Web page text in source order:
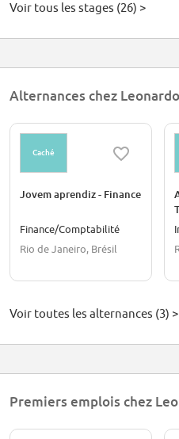
Voir tous les stages (26) >
Alternances chez Leonardo
Caché
Jovem aprendiz - Finance
Finance/Comptabilité
Rio de Janeiro, Brésil
Voir toutes les alternances (3) >
Premiers emplois chez